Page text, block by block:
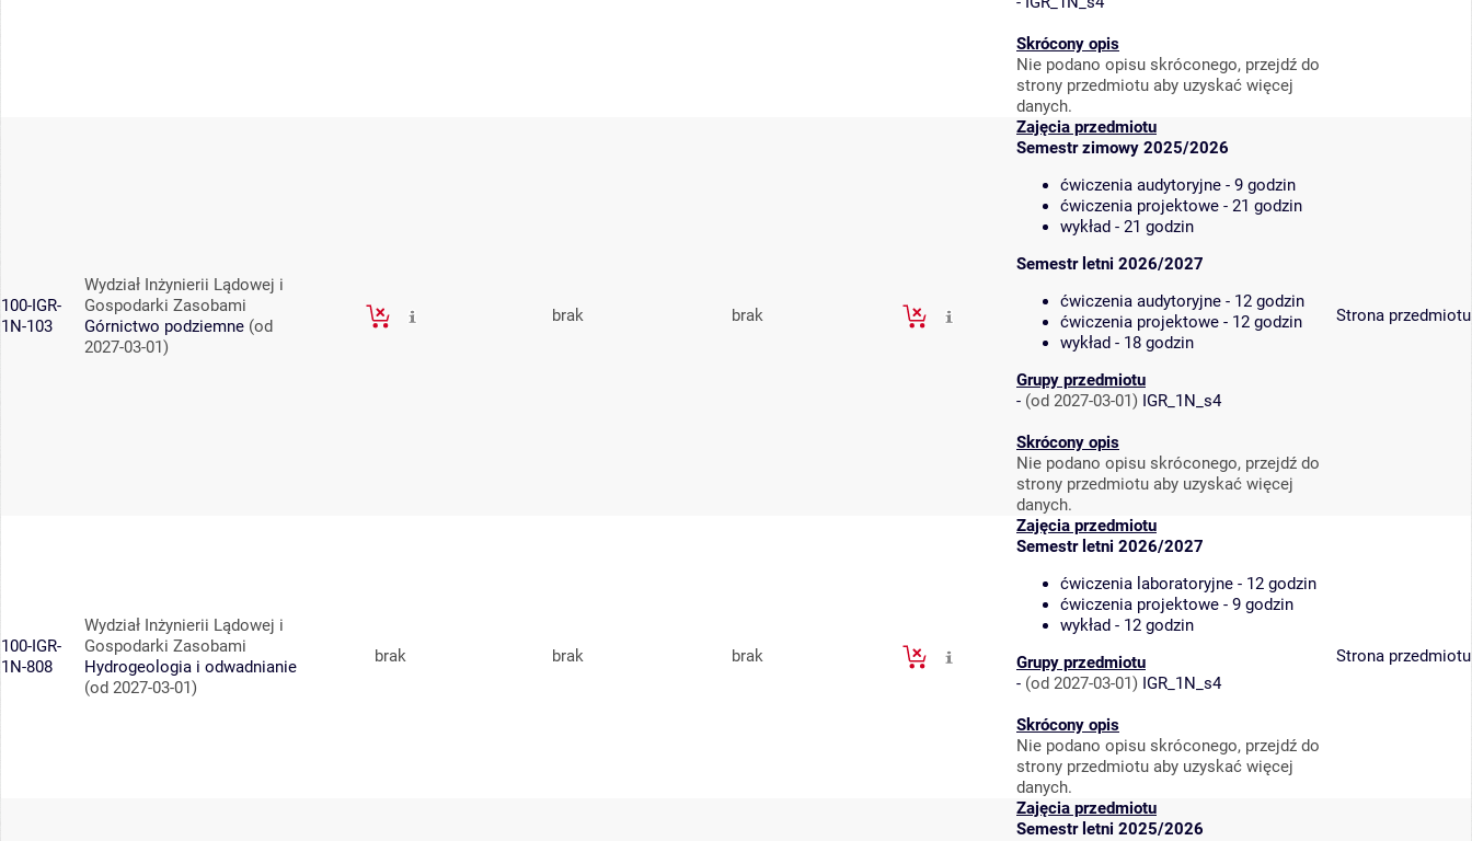
Skrócony opis
Nie podano opisu skróconego, przejdź do
strony przedmiotu aby uzyskać więcej
danych.
100-IGR-
1N-103
Wydział Inżynierii Lądowej i
Gospodarki Zasobami
Górnictwo podziemne (od
2027-03-01)
brak brak
Zajęcia przedmiotu
Semestr zimowy 2025/2026
ćwiczenia audytoryjne - 9 godzin
ćwiczenia projektowe - 21 godzin
wykład - 21 godzin
Semestr letni 2026/2027
ćwiczenia audytoryjne - 12 godzin
ćwiczenia projektowe - 12 godzin
wykład - 18 godzin
Grupy przedmiotu
- (od 2027-03-01) IGR_1N_s4
Skrócony opis
Nie podano opisu skróconego, przejdź do
strony przedmiotu aby uzyskać więcej
danych.
Strona przedmiotu
100-IGR-
1N-808
Wydział Inżynierii Lądowej i
Gospodarki Zasobami
Hydrogeologia i odwadnianie
(od 2027-03-01)
brak brak brak
Zajęcia przedmiotu
Semestr letni 2026/2027
ćwiczenia laboratoryjne - 12 godzin
ćwiczenia projektowe - 9 godzin
wykład - 12 godzin
Grupy przedmiotu
- (od 2027-03-01) IGR_1N_s4
Skrócony opis
Nie podano opisu skróconego, przejdź do
strony przedmiotu aby uzyskać więcej
danych.
Strona przedmiotu
Zajęcia przedmiotu
Semestr letni 2025/2026